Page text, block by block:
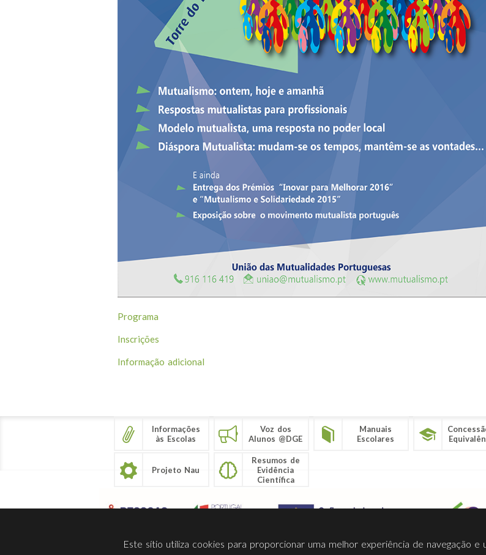
Programa
Inscrições
Informação adicional
Informações
às Escolas
Voz dos
Alunos @DGE
Manuais
Escolares
Projeto Nau
Resumos de
Evidência
Científica
Este sítio utiliza cookies para proporcionar uma melhor experiência de navegação e